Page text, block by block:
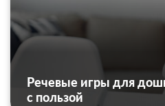
Речевые игры для
с пользой